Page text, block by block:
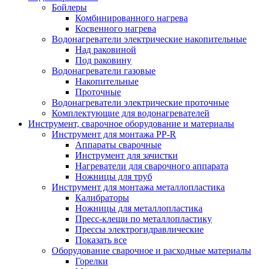
Бойлеры
Комбинированного нагрева
Косвенного нагрева
Водонагреватели электрические накопительные
Над раковиной
Под раковину
Водонагреватели газовые
Накопительные
Проточные
Водонагреватели электрические проточные
Комплектующие для водонагревателей
Инструмент, сварочное оборудование и материалы
Инструмент для монтажа PP-R
Аппараты сварочные
Инструмент для зачистки
Нагреватели для сварочного аппарата
Ножницы для труб
Инструмент для монтажа металлопластика
Калибраторы
Ножницы для металлопластика
Пресс-клещи по металлопластику
Прессы электрогидравлические
Показать все
Оборудование сварочное и расходные материалы
Горелки